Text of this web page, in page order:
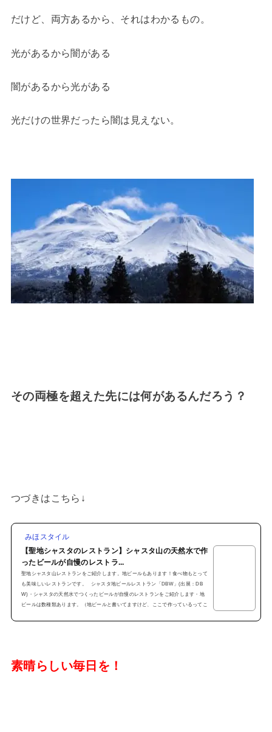
だけど、両方あるから、それはわかるもの。
光があるから闇がある
闇があるから光がある
光だけの世界だったら闇は見えない。
その両極を超えた先には何があるんだろう？
つづきはこちら↓
みほスタイル
【聖地シャスタのレストラン】シャスタ山の天然水で作
ったビールが自慢のレストラ...
聖地シャスタ山レストランをご紹介します。地ビールもあります！食べ物もとって
も美味しいレストランです。 シャスタ地ビールレストラン「DBW」(出展：DB
W)・シャスタの天然水でつくったビールが自慢のレストランをご紹介します・地
ビールは数種類あります。（地ビールと書いてますけど、ここで作っているってこ
素晴らしい毎日を！